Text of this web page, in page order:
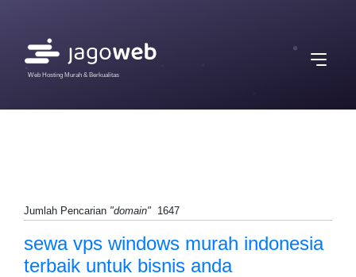
Web Hosting Murah & Berkualitas
Jumlah Pencarian "domain" 1647
sewa vps windows murah indonesia
terbaik untuk bisnis anda